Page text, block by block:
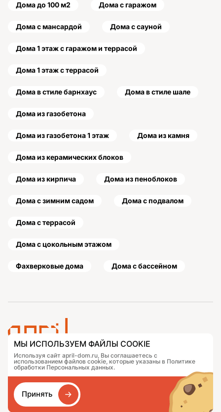
Дома до 100 м2 Дома с гаражом
Дома с мансардой Дома с сауной
Дома 1 этаж с гаражом и террасой
Дома 1 этаж с террасой
Дома в стиле барнхаус Дома в стиле шале
Дома из газобетона
Дома из газобетона 1 этаж Дома из камня
Дома из керамических блоков
Дома из кирпича Дома из пеноблоков
Дома с зимним садом Дома с подвалом
Дома с террасой
Дома с цокольным этажом
Фахверковые дома Дома с бассейном
Проекты
Подобрать дом
Портфолио
О компании
Сравнение
Контакты
Журнал
Как заказать
МЫ ИСПОЛЬЗУЕМ ФАЙЛЫ COOKIE
Используя сайт april-dom.ru, Вы соглашаетесь с
использованием файлов cookie, которые указаны в Политике
обработки Персональных данных.
Принять